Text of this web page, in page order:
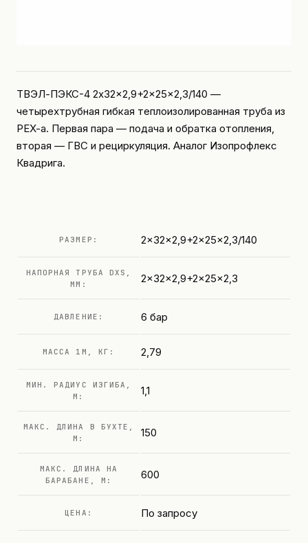
ТВЭЛ-ПЭКС-4 2x32x2,9+2x25x2,3/140 —
четырехтрубная гибкая теплоизолированная труба из
PEX-a. Первая пара — подача и обратка отопления,
вторая — ГВС и рециркуляция. Аналог Изопрофлекс
Квадрига.
РАЗМЕР: 2x32x2,9+2x25x2,3/140
НАПОРНАЯ ТРУБА DXS,
ММ:
2x32x2,9+2x25x2,3
ДАВЛЕНИЕ: 6 бар
МАССА 1М, КГ: 2,79
МИН. РАДИУС ИЗГИБА,
М:
1,1
МАКС. ДЛИНА В БУХТЕ,
М:
150
МАКС. ДЛИНА НА
БАРАБАНЕ, М:
600
ЦЕНА: По запросу